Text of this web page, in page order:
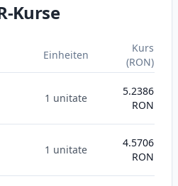
Kurse
Einheiten
Kurs
(RON)
1 unitate
5.2386
RON
1 unitate
4.5706
RON